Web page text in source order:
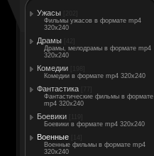
Ужасы
Фильмы ужасов в формате mp4
320x240
Драмы
Драмы, мелодрамы в формате mp4
320x240
Комедии
Комедии в формате mp4 320x240
Фантастика
Фантастические фильмы в формате
mp4 320x240
Боевики
Боевики в формате mp4 320x240
Военные
Военные фильмы в формате mp4
320x240